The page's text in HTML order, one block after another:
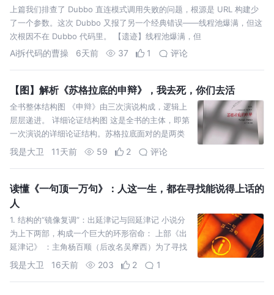
上篇我们排查了 Dubbo 直连模式调用失败的问题，根源是 URL 构建少
了一个参数。这次 Dubbo 又报了另一个经典错误——线程池爆满，但这
次根因不在 Dubbo 代码里。 【遗迹】线程池爆满，但
Ai拆代码的曹操 6天前 37 1 评论
【图】解析《苏格拉底的申辩》，我去死，你们去活
全书整体结构图 《申辩》由三次演说构成，逻辑上
层层递进。 详细论证结构图 这是全书的主体，即第
一次演说的详细论证结构。苏格拉底面对的是两类
指控者： 第一拨（长期） ：散布谣言，塑造其负面
我是大卫 11天前 59 2 评论
读懂《一句顶一万句》：人这一生，都在寻找能说得上话的
人
1. 结构的“镜像复调”：出延津记与回延津记 小说分
为上下两部，构成一个巨大的环形宿命： 上部《出
延津记》 ：主角杨百顺（后改名吴摩西）为了寻找
与人私奔的妻子，假意带着养女巧玲“出门找”，最后
我是大卫 16天前 203 2 1